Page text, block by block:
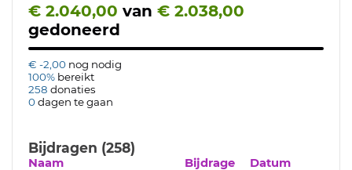
€ 2.040,00 van € 2.038,00
gedoneerd
€ -2,00 nog nodig
100% bereikt
258 donaties
0dagen te gaan
Bijdragen (258)
Naam Bijdrage Datum